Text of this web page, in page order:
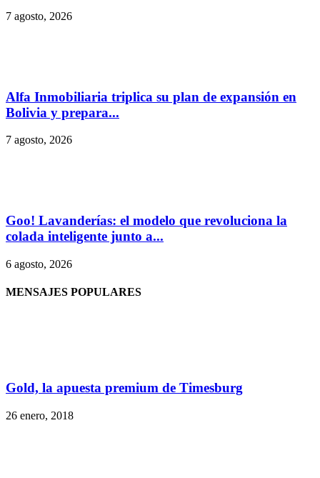
7 agosto, 2026
Alfa Inmobiliaria triplica su plan de expansión en
Bolivia y prepara...
7 agosto, 2026
Goo! Lavanderías: el modelo que revoluciona la
colada inteligente junto a...
6 agosto, 2026
MENSAJES POPULARES
Gold, la apuesta premium de Timesburg
26 enero, 2018